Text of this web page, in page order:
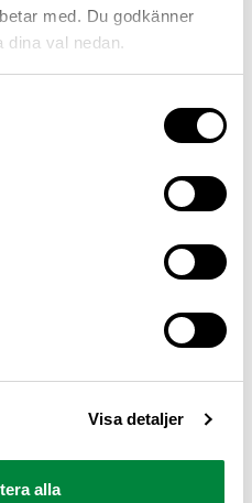
med. Du godkänner
dina val nedan.
Visa detaljer
alla
konsumentorganisation